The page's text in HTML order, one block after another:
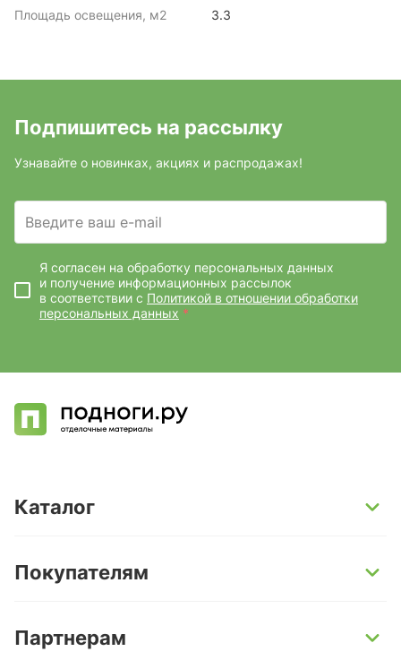
Площадь освещения, м2 3.3
Подпишитесь на рассылку
Узнавайте о новинках, акциях и распродажах!
Введите ваш e-mail
Я согласен на обработку персональных данных
и получение информационных рассылок
в соответствии с Политикой в отношении обработки
персональных данных *
Каталог
Кварц-винил и LVT-плитка
Ламинат
Покупателям
Условия доставки
Партнерам